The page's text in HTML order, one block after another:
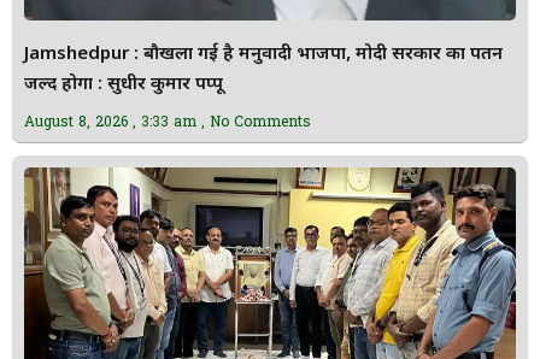
Jamshedpur : बौखला गई है मनुवादी भाजपा, मोदी सरकार का पतन
जल्द होगा : सुधीर कुमार पप्पू
August 8, 2026 3:33 am No Comments